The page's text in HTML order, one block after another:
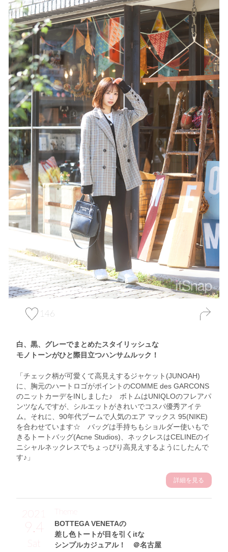
146
白、黒、グレーでまとめたスタイリッシュな
モノトーンがひと際目立つハンサムルック！
「チェック柄が可愛くて高見えするジャケット(JUNOAH)
に、胸元のハートロゴがポイントのCOMME des GARCONS
のニットカーデをINしました♪ ボトムはUNIQLOのフレアパ
ンツなんですが、シルエットがきれいでコスパ優秀アイテ
ム。それに、90年代ブームで人気のエア マックス 95(NIKE)
を合わせています☆ バッグは手持ちもショルダー使いもで
きるトートバッグ(Acne Studios)、ネックレスはCELINEのイ
ニシャルネックレスでちょっぴり高見えするようにしたんで
す♪」
詳細を見る
9.4
Sat
BOTTEGA VENETAの
差し色トートが目を引くitな
シンプルカジュアル！ ＠名古屋
Theme